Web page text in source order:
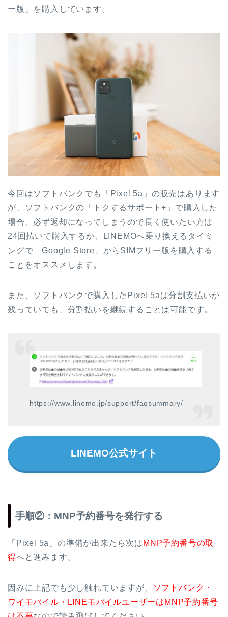
ー版」を購入しています。
今回はソフトバンクでも「Pixel 5a」の販売はあります
が、ソフトバンクの「トクするサポート+」で購入した
場合、必ず返却になってしまうので長く使いたい方は
24回払いで購入するか、LINEMOへ乗り換えるタイミ
ングで「Google Store」からSIMフリー版を購入する
ことをオススメします。
また、ソフトバンクで購入したPixel 5aは分割支払いが
残っていても、分割払いを継続することは可能です。
https://www.linemo.jp/support/faqsummary/
LINEMO公式サイト
手順②：MNP予約番号を発行する
「Pixel 5a」の準備が出来たら次は MNP予約番号の取
得へと進みます。
因みに上記でも少し触れていますが、
ソフトバンク・
ワイモバイル・LINEモバイルユーザーはMNP予約番号